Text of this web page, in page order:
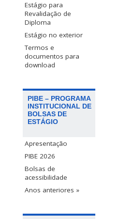
Estágio para
Revalidação de
Diploma
Estágio no exterior
Termos e
documentos para
download
PIBE – PROGRAMA
INSTITUCIONAL DE
BOLSAS DE
ESTÁGIO
Apresentação
PIBE 2026
Bolsas de
acessibilidade
Anos anteriores »